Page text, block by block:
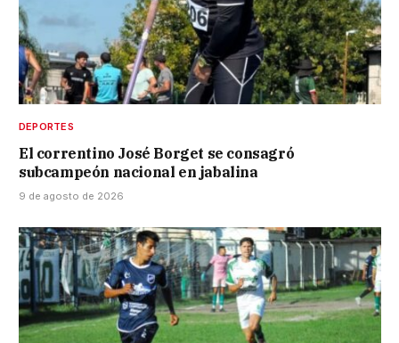
DEPORTES
El correntino José Borget se consagró
subcampeón nacional en jabalina
9 de agosto de 2026